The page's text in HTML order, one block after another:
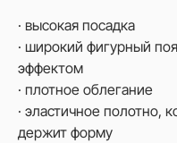
· высокая посадка
· широкий фигурный
эффектом
· плотное облегание
· эластичное полотно,
держит форму